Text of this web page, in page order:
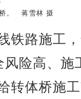
。 蒋雪林 摄
路施工
风险高、施
转体桥施